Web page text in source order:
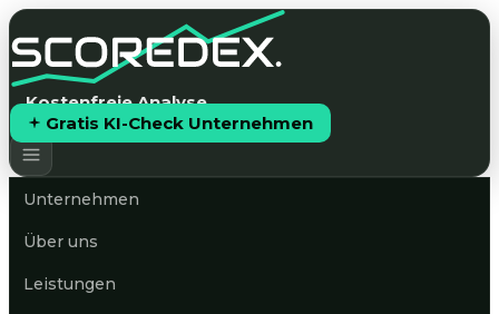
Kostenfreie Analyse
Gratis KI-Check Unternehmen
Unternehmen
Über uns
Leistungen